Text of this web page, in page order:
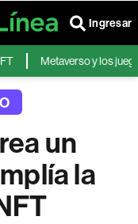
Ingresar
Metaverso y los juegos
un
la